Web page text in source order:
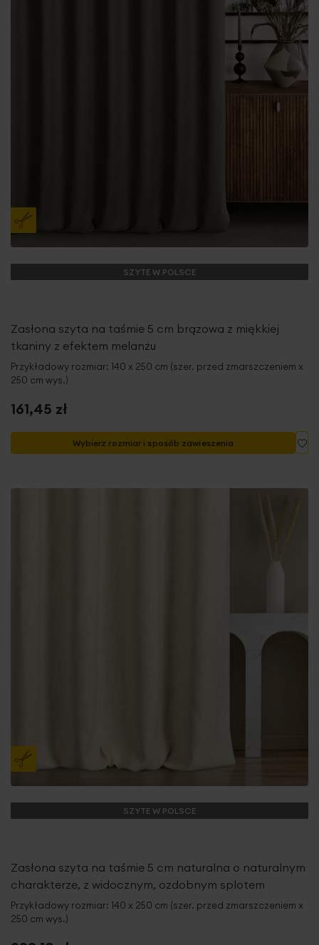
SZYTE W POLSCE
Zasłona szyta na taśmie 5 cm brązowa z miękkiej
tkaniny z efektem melanżu
Przykładowy rozmiar: 140 x 250 cm (szer. przed zmarszczeniem x
250 cm wys.)
161,45 zł
Wybierz rozmiar i sposób zawieszenia
SZYTE W POLSCE
Zasłona szyta na taśmie 5 cm naturalna o naturalnym
charakterze, z widocznym, ozdobnym splotem
Przykładowy rozmiar: 140 x 250 cm (szer. przed zmarszczeniem x
250 cm wys.)